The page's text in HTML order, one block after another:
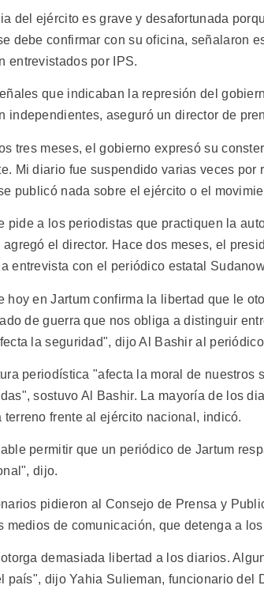
del ejército es grave y desafortunada
debe confirmar con su oficina, señalaron
entrevistados por IPS.
que indicaban la represión del
independientes, aseguró un director de
tres meses, el gobierno expresó su
Mi diario fue suspendido varias veces
publicó nada sobre el ejército o el
pide a los periodistas que practiquen la
el director. Hace dos meses, el
entrevista con el periódico estatal
hoy en Jartum confirma la libertad que le
de guerra que nos obliga a distinguir
la seguridad", dijo Al Bashir al
periodística "afecta la moral de nuestros
sostuvo Al Bashir. La mayoría de los
terreno frente al ejército nacional, indicó.
permitir que un periódico de Jartum
dijo.
pidieron al Consejo de Prensa y
medios de comunicación, que detenga a
demasiada libertad a los diarios.
país", dijo Yahia Sulieman, funcionario del